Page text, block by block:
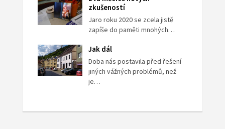
zkušeností
Jaro roku 2020 se zcela jistě
zapíše do paměti mnohých…
Jak dál
Doba nás postavila před řešení
jiných vážných problémů, než
je…